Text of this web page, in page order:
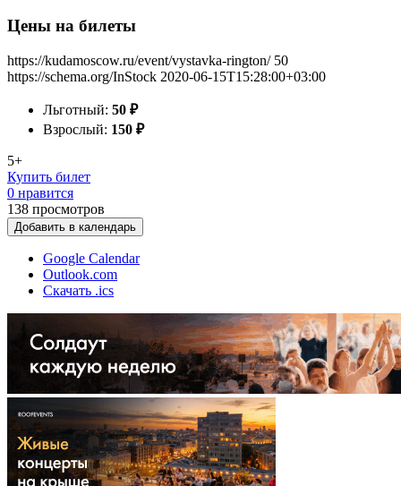
Цены на билеты
https://kudamoscow.ru/event/vystavka-rington/ 50
https://schema.org/InStock 2020-06-15T15:28:00+03:00
Льготный: 50 ₽
Взрослый: 150 ₽
5+
Купить билет
0 нравится
138 просмотров
Добавить в календарь
Google Calendar
Outlook.com
Скачать .ics